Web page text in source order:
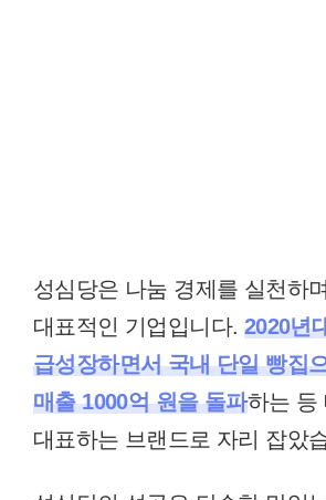
성심당은 나눔 경제를 실천하
대표적인 기업입니다. 2020년
급성장하면서 국내 단일 빵집
매출 1000억 원을 돌파하는 등
대표하는 브랜드로 자리 잡았